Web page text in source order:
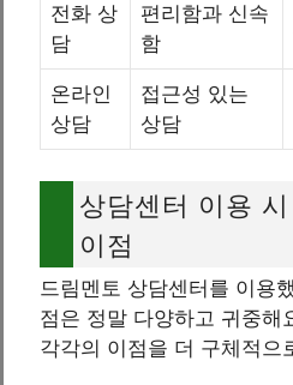
전화 상
담
편리함과 신속
함
온라인
상담
접근성 있는
상담
상담센터 이용
이점
드림멘토 상담센터를 이용
점은 정말 다양하고 귀중해
각각의 이점을 더 구체적으